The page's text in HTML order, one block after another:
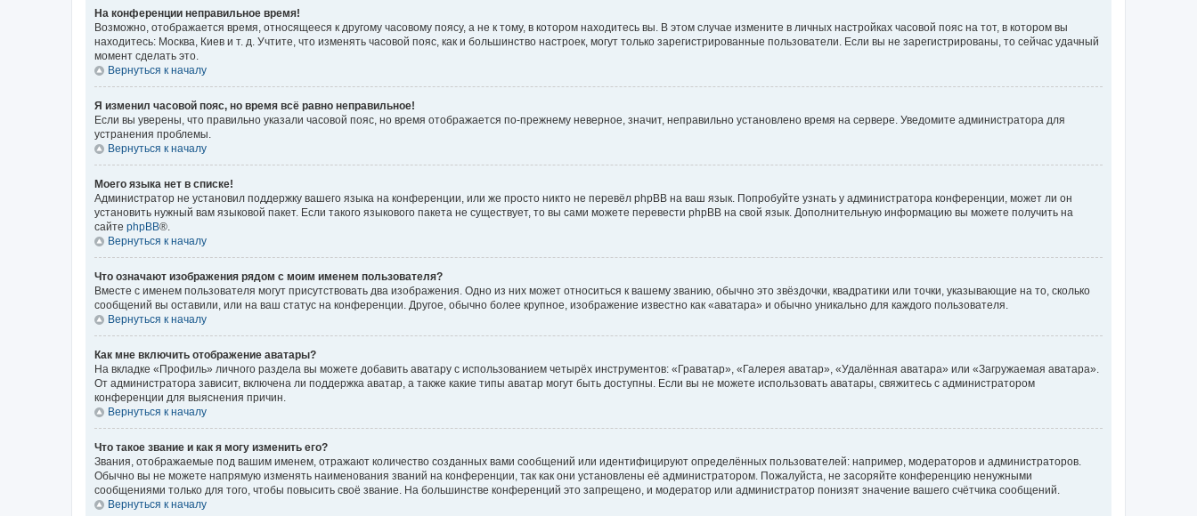
На конференции неправильное время!
Возможно, отображается время, относящееся к другому часовому поясу, а не к тому, в котором находитесь вы. В этом случае измените в личных настройках часовой пояс на тот, в котором вы
находитесь: Москва, Киев и т. д. Учтите, что изменять часовой пояс, как и большинство настроек, могут только зарегистрированные пользователи. Если вы не зарегистрированы, то сейчас удачный
момент сделать это.
Вернуться к началу
Я изменил часовой пояс, но время всё равно неправильное!
Если вы уверены, что правильно указали часовой пояс, но время отображается по-прежнему неверное, значит, неправильно установлено время на сервере. Уведомите администратора для
устранения проблемы.
Вернуться к началу
Моего языка нет в списке!
Администратор не установил поддержку вашего языка на конференции, или же просто никто не перевёл phpBB на ваш язык. Попробуйте узнать у администратора конференции, может ли он
установить нужный вам языковой пакет. Если такого языкового пакета не существует, то вы сами можете перевести phpBB на свой язык. Дополнительную информацию вы можете получить на
сайте phpBB®.
Вернуться к началу
Что означают изображения рядом с моим именем пользователя?
Вместе с именем пользователя могут присутствовать два изображения. Одно из них может относиться к вашему званию, обычно это звёздочки, квадратики или точки, указывающие на то, сколько
сообщений вы оставили, или на ваш статус на конференции. Другое, обычно более крупное, изображение известно как «аватара» и обычно уникально для каждого пользователя.
Вернуться к началу
Как мне включить отображение аватары?
На вкладке «Профиль» личного раздела вы можете добавить аватару с использованием четырёх инструментов: «Граватар», «Галерея аватар», «Удалённая аватара» или «Загружаемая аватара».
От администратора зависит, включена ли поддержка аватар, а также какие типы аватар могут быть доступны. Если вы не можете использовать аватары, свяжитесь с администратором
конференции для выяснения причин.
Вернуться к началу
Что такое звание и как я могу изменить его?
Звания, отображаемые под вашим именем, отражают количество созданных вами сообщений или идентифицируют определённых пользователей: например, модераторов и администраторов.
Обычно вы не можете напрямую изменять наименования званий на конференции, так как они установлены её администратором. Пожалуйста, не засоряйте конференцию ненужными
сообщениями только для того, чтобы повысить своё звание. На большинстве конференций это запрещено, и модератор или администратор понизят значение вашего счётчика сообщений.
Вернуться к началу